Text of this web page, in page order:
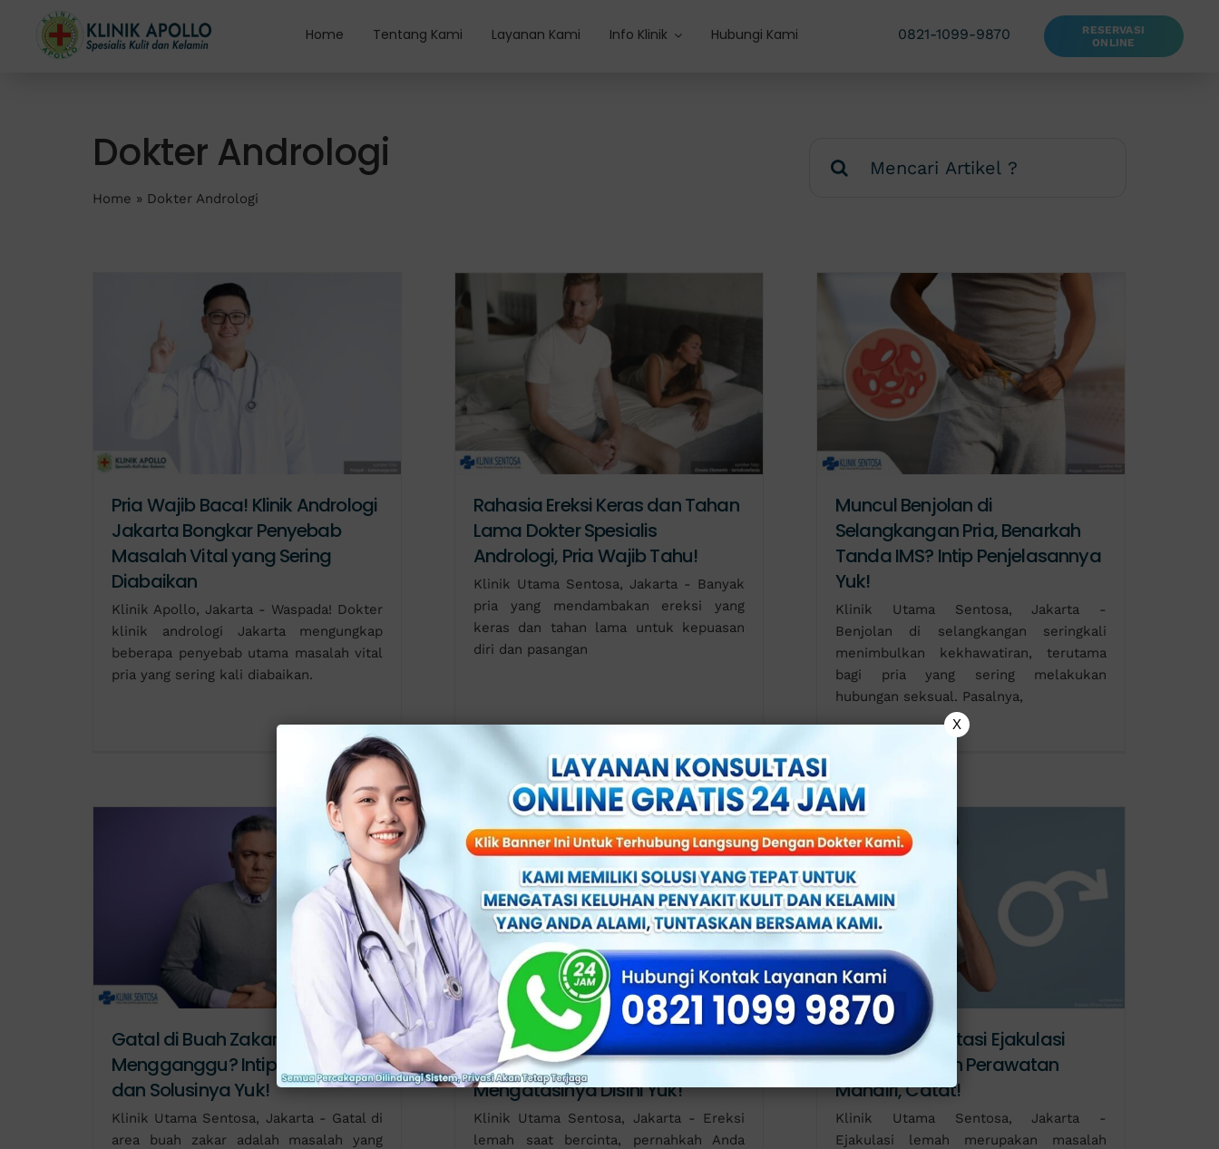
content
Home Tentang Kami Layanan Kami Info Klinik Hubungi Kami 0821-1099-9870
RESERVASI
ONLINE
Dokter Andrologi
Home » Dokter Andrologi
for:
Pria Wajib Baca! Klinik Andrologi
Jakarta Bongkar Penyebab
Masalah Vital yang Sering
Diabaikan
Klinik Apollo, Jakarta - Waspada! Dokter
klinik andrologi Jakarta mengungkap
beberapa penyebab utama masalah vital
pria yang sering kali diabaikan.
Rahasia Ereksi Keras dan Tahan
Lama Dokter Spesialis
Andrologi, Pria Wajib Tahu!
Klinik Utama Sentosa, Jakarta - Banyak
pria yang mendambakan ereksi yang
keras dan tahan lama untuk kepuasan
diri dan pasangan
Muncul Benjolan di
Selangkangan Pria, Benarkah
Tanda IMS? Intip Penjelasannya
Yuk!
Klinik Utama Sentosa, Jakarta -
Benjolan di selangkangan seringkali
menimbulkan kekhawatiran, terutama
bagi pria yang sering melakukan
hubungan seksual. Pasalnya,
Gatal di Buah Zakar Sangat
Mengganggu? Intip Penyebab
dan Solusinya Yuk!
Klinik Utama Sentosa, Jakarta - Gatal di
area buah zakar adalah masalah yang
Ereksi Lemah saat Bercinta?
Lakukan 3 Cara Mudah
Mengatasinya Disini Yuk!
Klinik Utama Sentosa, Jakarta - Ereksi
lemah saat bercinta, pernahkah Anda
3 Cara Mengatasi Ejakulasi
Lemah dengan Perawatan
Mandiri, Catat!
Klinik Utama Sentosa, Jakarta -
Ejakulasi lemah merupakan masalah
X